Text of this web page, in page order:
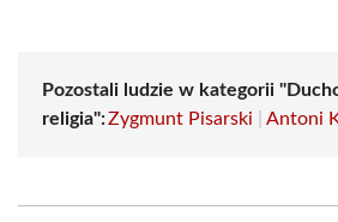
Pozostali ludzie w kategorii
religia":Zygmunt Pisarski Antoni